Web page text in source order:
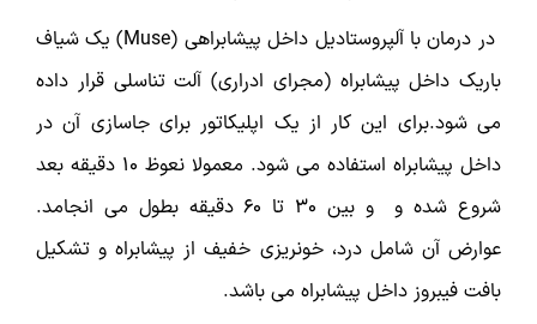
در درمان با آلپروستادیل داخل پیشابراهی (Muse) یک شیاف
باریک داخل پیشابراه (مجرای ادراری) آلت تناسلی قرار داده
می شود.برای این کار از یک اپلیکاتور برای جاسازی آن در
داخل پیشابراه استفاده می شود. معمولا نعوظ 10 دقیقه بعد
شروع شده و و بین 30 تا 60 دقیقه بطول می انجامد.
عوارض آن شامل درد، خونریزی خفیف از پیشابراه و تشکیل
بافت فیبروز داخل پیشابراه می باشد.